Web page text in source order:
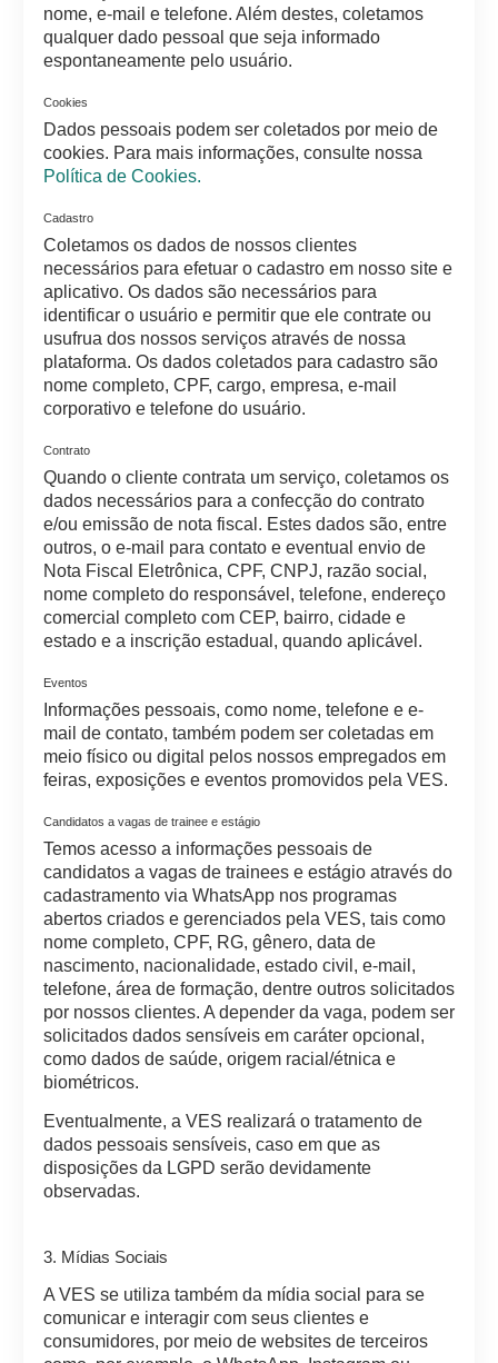
nome, e-mail e telefone. Além destes, coletamos
qualquer dado pessoal que seja informado
espontaneamente pelo usuário.
Cookies
Dados pessoais podem ser coletados por meio de
cookies. Para mais informações, consulte nossa
Política de Cookies.
Cadastro
Coletamos os dados de nossos clientes
necessários para efetuar o cadastro em nosso site e
aplicativo. Os dados são necessários para
identificar o usuário e permitir que ele contrate ou
usufrua dos nossos serviços através de nossa
plataforma. Os dados coletados para cadastro são
nome completo, CPF, cargo, empresa, e-mail
corporativo e telefone do usuário.
Contrato
Quando o cliente contrata um serviço, coletamos os
dados necessários para a confecção do contrato
e/ou emissão de nota fiscal. Estes dados são, entre
outros, o e-mail para contato e eventual envio de
Nota Fiscal Eletrônica, CPF, CNPJ, razão social,
nome completo do responsável, telefone, endereço
comercial completo com CEP, bairro, cidade e
estado e a inscrição estadual, quando aplicável.
Eventos
Informações pessoais, como nome, telefone e e-
mail de contato, também podem ser coletadas em
meio físico ou digital pelos nossos empregados em
feiras, exposições e eventos promovidos pela VES.
Candidatos a vagas de trainee e estágio
Temos acesso a informações pessoais de
candidatos a vagas de trainees e estágio através do
cadastramento via WhatsApp nos programas
abertos criados e gerenciados pela VES, tais como
nome completo, CPF, RG, gênero, data de
nascimento, nacionalidade, estado civil, e-mail,
telefone, área de formação, dentre outros solicitados
por nossos clientes. A depender da vaga, podem ser
solicitados dados sensíveis em caráter opcional,
como dados de saúde, origem racial/étnica e
biométricos.
Eventualmente, a VES realizará o tratamento de
dados pessoais sensíveis, caso em que as
disposições da LGPD serão devidamente
observadas.
3. Mídias Sociais
A VES se utiliza também da mídia social para se
comunicar e interagir com seus clientes e
consumidores, por meio de websites de terceiros